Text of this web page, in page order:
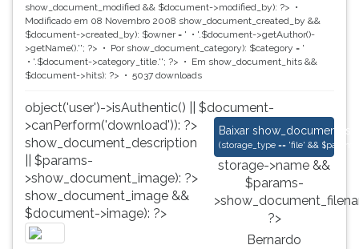
show_document_modified && $document->modified_by): ?>
Modificado em 08 Novembro 2008 show_document_created_by &&
$document->created_by): $owner = '
'.$document->getAuthor()-
>getName().''; ?> Por show_document_category): $category = '
'.$document->category_title.''; ?> Em show_document_hits &&
$document->hits): ?>
5037 downloads
object('user')->isAuthentic() || $document-
>canPerform('download')): ?>
Baixar Bernardo
(storage_type == 'file' &&
storage->name &&
$params-
?>
Bernardo
show_document_description
|| $params-
>show_document_image): ?>
show_document_image &&
$document->image): ?>